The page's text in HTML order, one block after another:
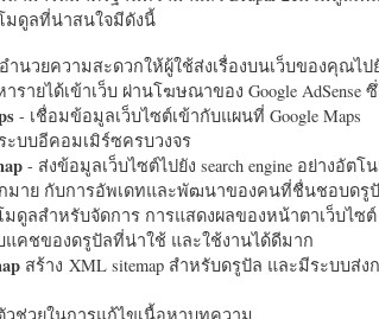
มดูลที่น่าสนใจมีดังนี้
ำนวยความสะดวกให้ผู้ใช้ส่งเรื่องบนเว็บของคุณไปยั
รายได้เข้าเว็บ ผ่านโฆษณาของ Google AdSense
- เชื่อมข้อมูลเว็บไซต์เข้ากับแผนที่ Google Maps
ะบบอีคอมเมิร์ซครบวงจร
- ส่งข้อมูลเว็บไซต์ไปยัง search engine อย่างอั
มาย กับการอัพเดทและพัฒนาของคนที่ชื่นชอบดรู
มดูลสำหรับจัดการ การแสดงผลของหน้าตาเว็บไซ
แคชของดรูปัลที่น่าใช้ และใช้งานได้ดีมาก
สร้าง XML sitemap สำหรับดรูปัล และมีระบบส่งก